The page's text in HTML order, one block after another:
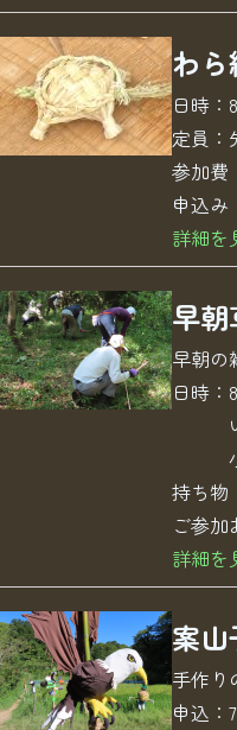
わら
日時：
定員：
参加費
申込み
詳細を
早朝
早朝の
日時：
い
小
持ち物
ご参加
詳細を
案山
手作り
申込：